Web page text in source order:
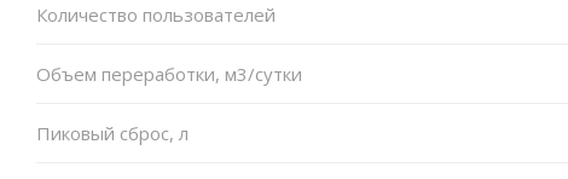
Количество пользователей
Объем переработки, м3/сутки
Пиковый сброс, л